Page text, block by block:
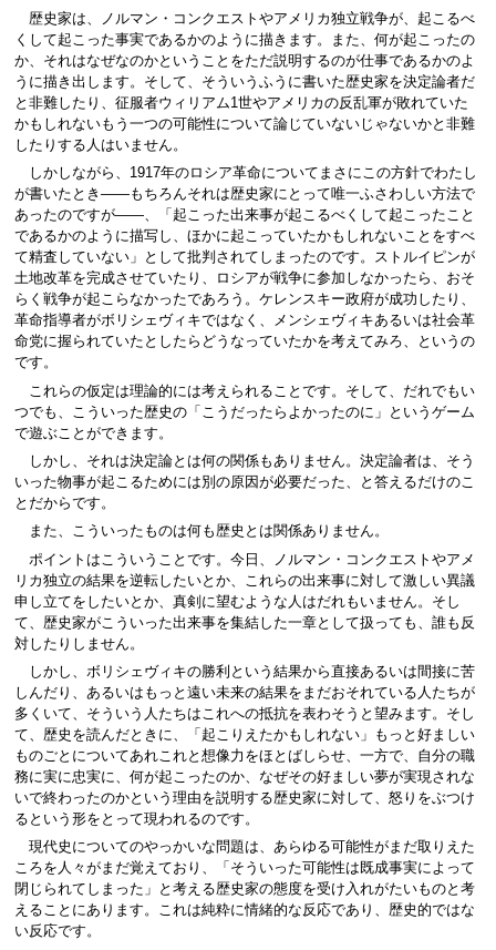
歴史家は、ノルマン・コンクエストやアメリカ独立戦争が、起こるべ
くして起こった事実であるかのように描きます。また、何が起こったの
か、それはなぜなのかということをただ説明するのが仕事であるかのよ
うに描き出します。そして、そういうふうに書いた歴史家を決定論者だ
と非難したり、征服者ウィリアム1世やアメリカの反乱軍が敗れていた
かもしれないもう一つの可能性について論じていないじゃないかと非難
したりする人はいません。
しかしながら、1917年のロシア革命についてまさにこの方針でわたし
が書いたとき――もちろんそれは歴史家にとって唯一ふさわしい方法で
あったのですが――、「起こった出来事が起こるべくして起こったこと
であるかのように描写し、ほかに起こっていたかもしれないことをすべ
て精査していない」として批判されてしまったのです。ストルイピンが
土地改革を完成させていたり、ロシアが戦争に参加しなかったら、おそ
らく戦争が起こらなかったであろう。ケレンスキー政府が成功したり、
革命指導者がボリシェヴィキではなく、メンシェヴィキあるいは社会革
命党に握られていたとしたらどうなっていたかを考えてみろ、というの
です。
これらの仮定は理論的には考えられることです。そして、だれでもい
つでも、こういった歴史の「こうだったらよかったのに」というゲーム
で遊ぶことができます。
しかし、それは決定論とは何の関係もありません。決定論者は、そう
いった物事が起こるためには別の原因が必要だった、と答えるだけのこ
とだからです。
また、こういったものは何も歴史とは関係ありません。
ポイントはこういうことです。今日、ノルマン・コンクエストやアメ
リカ独立の結果を逆転したいとか、これらの出来事に対して激しい異議
申し立てをしたいとか、真剣に望むような人はだれもいません。そし
て、歴史家がこういった出来事を集結した一章として扱っても、誰も反
対したりしません。
しかし、ボリシェヴィキの勝利という結果から直接あるいは間接に苦
しんだり、あるいはもっと遠い未来の結果をまだおそれている人たちが
多くいて、そういう人たちはこれへの抵抗を表わそうと望みます。そし
て、歴史を読んだときに、「起こりえたかもしれない」もっと好ましい
ものごとについてあれこれと想像力をほとばしらせ、一方で、自分の職
務に実に忠実に、何が起こったのか、なぜその好ましい夢が実現されな
いで終わったのかという理由を説明する歴史家に対して、怒りをぶつけ
るという形をとって現われるのです。
現代史についてのやっかいな問題は、あらゆる可能性がまだ取りえた
ころを人々がまだ覚えており、「そういった可能性は既成事実によって
閉じられてしまった」と考える歴史家の態度を受け入れがたいものと考
えることにあります。これは純粋に情緒的な反応であり、歴史的ではな
い反応です。